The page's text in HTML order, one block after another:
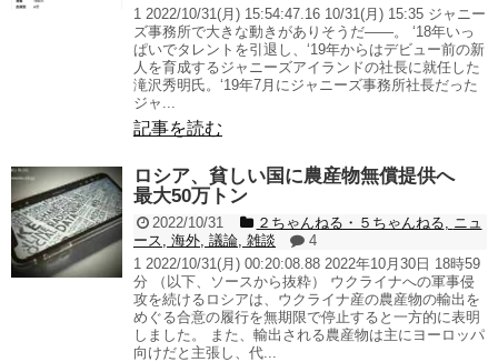
1 2022/10/31(月) 15:54:47.16 10/31(月) 15:35 ジャニー
ズ事務所で大きな動きがありそうだ――。 ‘18年いっ
ぱいでタレントを引退し、‘19年からはデビュー前の新
人を育成するジャニーズアイランドの社長に就任した
滝沢秀明氏。‘19年7月にジャニーズ事務所社長だった
ジャ...
記事を読む
ロシア、貧しい国に農産物無償提供へ
最大50万トン
2022/10/31 ２ちゃんねる・５ちゃんねる
ニュ
ース
海外 議論 雑談
4
1 2022/10/31(月) 00:20:08.88 2022年10月30日 18時59
分 （以下、ソースから抜粋） ウクライナへの軍事侵
攻を続けるロシアは、ウクライナ産の農産物の輸出を
めぐる合意の履行を無期限で停止すると一方的に表明
しました。 また、輸出される農産物は主にヨーロッパ
向けだと主張し、代...